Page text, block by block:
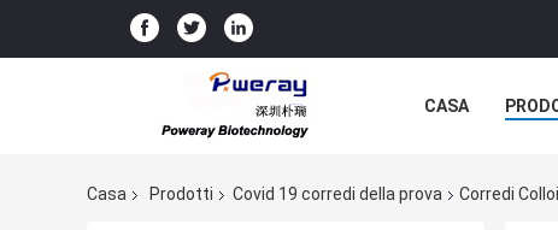
CASA
Casa Prodotti Covid 19 corredi della prova Corredi